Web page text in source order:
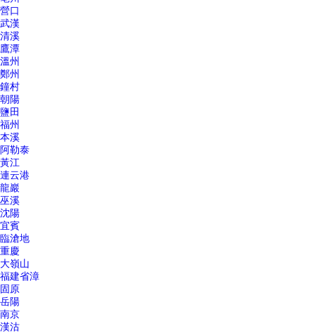
營口
武漢
清溪
鷹潭
溫州
鄭州
鐘村
朝陽
鹽田
福州
本溪
阿勒泰
黃江
連云港
龍巖
巫溪
沈陽
宜賓
臨滄地
重慶
大嶺山
福建省漳
固原
岳陽
南京
漢沽